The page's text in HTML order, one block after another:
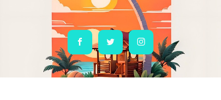
Facebook Twitter Instagram